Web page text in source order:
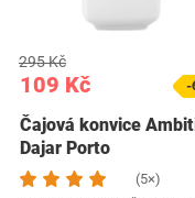
109 Kč
295 Kč
-
Čajová konvice
Dajar Porto
(5×)